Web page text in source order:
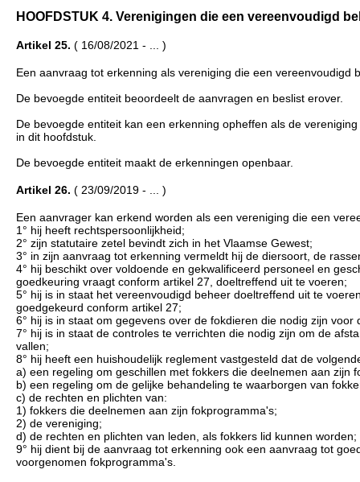
HOOFDSTUK 4. Verenigingen die een vereenvoudigd
Artikel 25. ( 16/08/2021 - ... )
Een aanvraag tot erkenning als vereniging die een
De bevoegde entiteit beoordeelt de aanvragen en beslist erover.
De bevoegde entiteit kan een erkenning opheffen als de
in dit hoofdstuk.
De bevoegde entiteit maakt de erkenningen openbaar.
Artikel 26. ( 23/09/2019 - ... )
Een aanvrager kan erkend worden als een vereniging die een
1° hij heeft rechtspersoonlijkheid;
2° zijn statutaire zetel bevindt zich in het Vlaamse Gewest;
3° in zijn aanvraag tot erkenning vermeldt hij de diersoort, de
4° hij beschikt over voldoende en gekwalificeerd personeel en
goedkeuring vraagt conform artikel 27, doeltreffend uit te voeren;
5° hij is in staat het vereenvoudigd beheer doeltreffend uit te
goedgekeurd conform artikel 27;
6° hij is in staat om gegevens over de fokdieren die nodig zijn
7° hij is in staat de controles te verrichten die nodig zijn om de
vallen;
8° hij heeft een huishoudelijk reglement vastgesteld dat de
a) een regeling om geschillen met fokkers die deelnemen aan zijn
b) een regeling om de gelijke behandeling te waarborgen van
c) de rechten en plichten van:
1) fokkers die deelnemen aan zijn fokprogramma's;
2) de vereniging;
d) de rechten en plichten van leden, als fokkers lid kunnen worden;
9° hij dient bij de aanvraag tot erkenning ook een aanvraag tot
voorgenomen fokprogramma's.